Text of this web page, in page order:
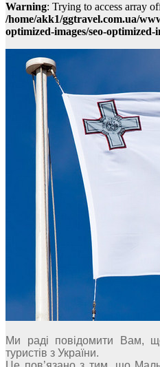
Warning: Trying to access array
/home/akk1/ggtravel.com.ua/
optimized-images/seo-optimized-
Ми раді повідомити Вам,
туристів з України.